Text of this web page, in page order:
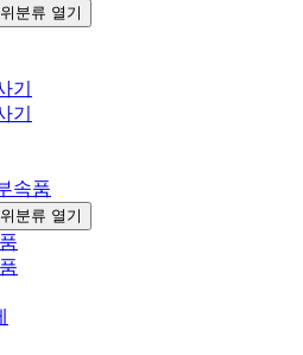
분류 열기
기
기
속품
분류 열기